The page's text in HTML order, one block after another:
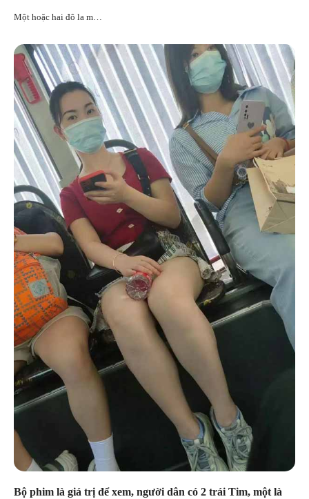
Một hoặc hai đô la m…
Bộ phim là giá trị để xem, người dân có 2 trái Tim, một là